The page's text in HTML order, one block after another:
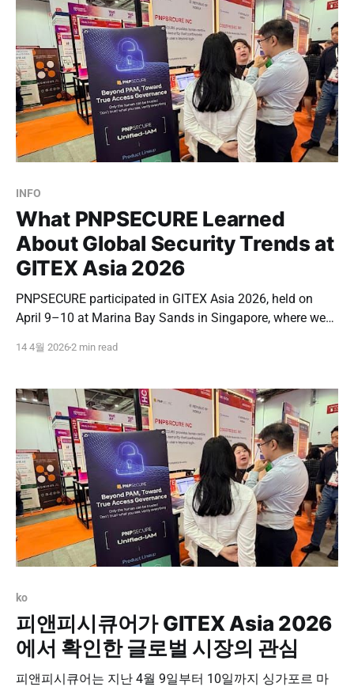
그 의미가 깊습니다. 🤝 대만 보안
INFO
What PNPSECURE Learned
About Global Security Trends at
GITEX Asia 2026
PNPSECURE participated in GITEX Asia 2026, held on
April 9–10 at Marina Bay Sands in Singapore, where we
security market. GITEX is one of the world’s leading
cybersecurity companies, buyers, and investors.
14 4월 20262 min read
ko
피앤피시큐어가 GITEX Asia 2026
에서 확인한 글로벌 시장의 관심
피앤피시큐어는 지난 4월 9일부터 10일까지 싱가포르 마